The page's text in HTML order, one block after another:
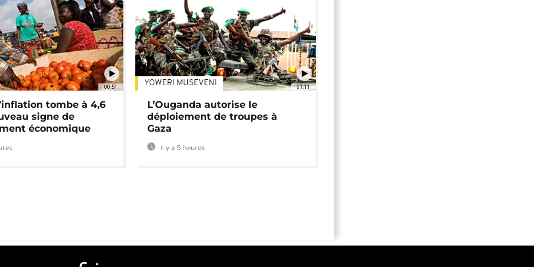
00:51
tombe à 4,6
signe de
économique
01:11
YOWERI MUSEVENI
L’Ouganda autorise le
déploiement de troupes à
Gaza
Il y a 5 heures